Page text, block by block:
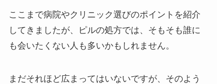
ここまで病院やクリニック選びのポイントを紹介
してきましたが、ピルの処方では、そもそも誰に
も会いたくない人も多いかもしれません。
まだそれほど広まってはいないですが、そのよう